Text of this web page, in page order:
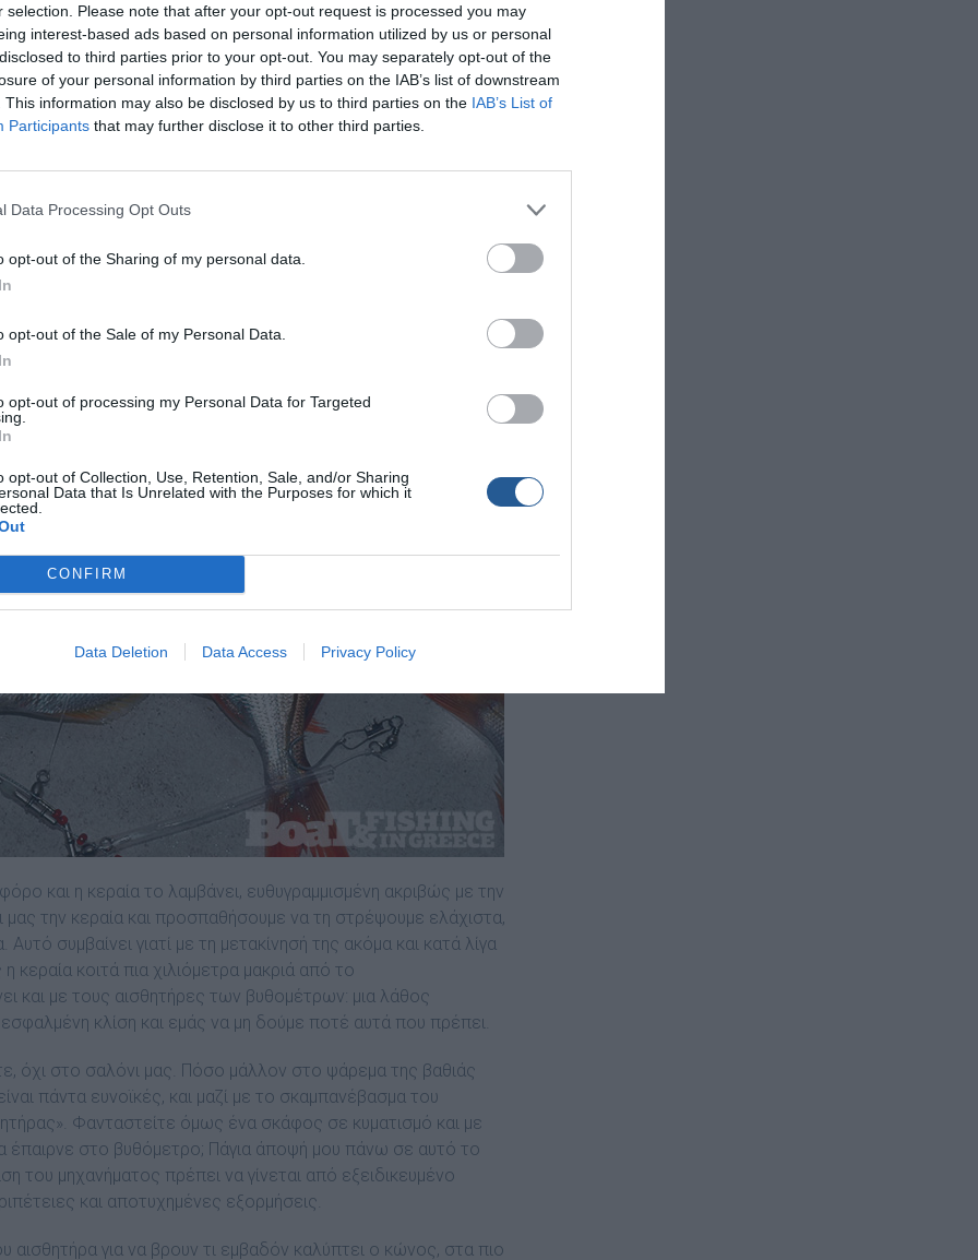
selection. Please note that after your opt-out request is processed you may
interest-based ads based on personal information utilized by us or personal
to third parties prior to your opt-out. You may separately opt-out of the
of your personal information by third parties on the IAB’s list of downstream
This information may also be disclosed by us to third parties on the IAB’s List of
Participants that may further disclose it to other third parties.
Data Processing Opt Outs
opt-out of the Sharing of my personal data.
opt-out of the Sale of my Personal Data.
opt-out of processing my Personal Data for Targeted
opt-out of Collection, Use, Retention, Sale, and/or Sharing
Data that Is Unrelated with the Purposes for which it
CONFIRM
Data Deletion Data Access Privacy Policy
άλλων και στην οθόνη του βυθοµέτρου, εστιάζοντας στο
τελευταίας τεχνολογίας (LCD) οι οποίες
την ανάλυση οθόνης σε κάθετα και οριζόντια pixels. Αυτό που
για βαθύτερα νερά, είναι η ικανοποιητική ανάλυση
βυθοµέτρου, ώστε να µπορέσει να µας ξεχωρίσει την
έχει το όργανο, τόσο καλύτερη θα είναι η ανάλυση των
φανερά πιο ευκρινής. Η εγκατάσταση του αισθητήρα, δηλαδή
αλφάδιασµα), είναι ένα µεγάλο κεφάλαιο στη βαθιά
τη µεγάλη σηµασία της τοποθέτησης. Πολλοί έχουµε
να βλέπουµε διάφορα δορυφορικά ή συνδροµητικά
και η κεραία το λαµβάνει, ευθυγραµµισµένη ακριβώς µε την
την κεραία και προσπαθήσουµε να τη στρέψουµε ελάχιστα,
συµβαίνει γιατί µε τη µετακίνησή της ακόµα και κατά λίγα
κεραία κοιτά πια χιλιόµετρα µακριά από το
και µε τους αισθητήρες των βυθοµέτρων: µια λάθος
κλίση και εµάς να µη δούµε ποτέ αυτά που πρέπει.
όχι στο σαλόνι µας. Πόσο µάλλον στο ψάρεµα της βαθιάς
πάντα ευνοϊκές, και µαζί µε το σκαµπανέβασµα του
Φανταστείτε όµως ένα σκάφος σε κυµατισµό και µε
έπαιρνε στο βυθόµετρο; Πάγια άποψή µου πάνω σε αυτό το
του µηχανήµατος πρέπει να γίνεται από εξειδικευµένο
και αποτυχηµένες εξορµήσεις.
αισθητήρα για να βρουν τι εµβαδόν καλύπτει ο κώνος, στα πιο